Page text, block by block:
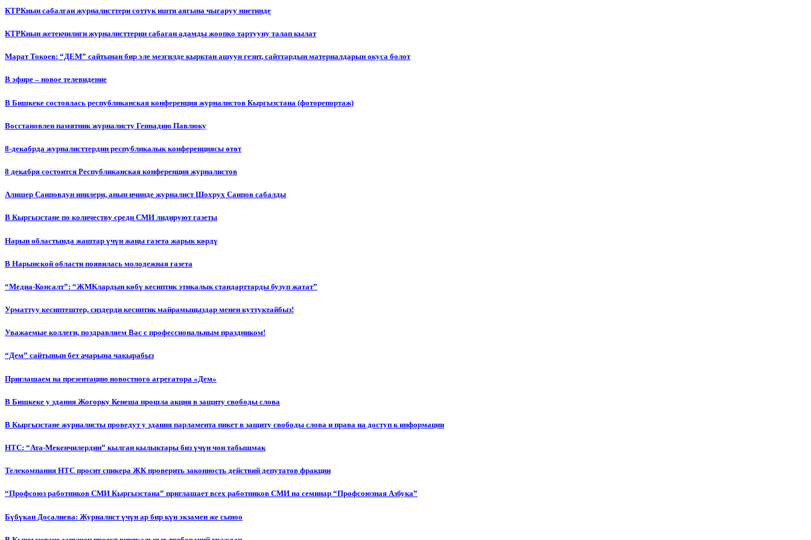
КТРКнын сабалган журналисттери соттук ишти аягына чыгаруу ниетинде
КТРКнын жетекчилиги журналисттерин сабаган адамды жоопко тартууну талап кылат
Марат Токоев: “ДЕМ” сайтынан бир эле мезгилде кырктан ашуун гезит, сайттардын материалдарын окуса болот
В эфире – новое телевидение
В Бишкеке состоялась республиканская конференция журналистов Кыргызстана (фоторепортаж)
Восстановлен памятник журналисту Геннадию Павлюку
8-декабрда журналисттердин республикалык конференциясы өтөт
8 декабря состоится Республиканская конференция журналистов
Алишер Саиповдун инилери, анын ичинде журналист Шохрух Саипов сабалды
В Кыргызстане по количеству среди СМИ лидируют газеты
Нарын областында жаштар үчүн жаңы газета жарык көрдү
В Нарынской области появилась молодежная газета
“Медиа-Консалт”: “ЖМКлардын көбү кесиптик этикалык стандарттарды бузуп жатат”
Урматтуу кесиптештер, сиздерди кесиптик майрамыңыздар менен куттуктайбыз!
Уважаемые коллеги, поздравляем Вас с профессиональным праздником!
“Дем” сайтынын бет ачарына чакырабыз
Приглашаем на презентацию новостного агрегатора «Дем»
В Бишкеке у здания Жогорку Кенеша прошла акция в защиту свободы слова
В Кыргызстане журналисты проведут у здания парламента пикет в защиту свободы слова и права на доступ к информации
НТС: “Ата-Мекенчилердин” кылган кылыктары биз үчүн чон табышмак
Телекомпания НТС просит спикера ЖК проверить законность действий депутатов фракции
“Профсоюз работников СМИ Кыргызстана” приглашает всех работников СМИ на семинар “Профсоюзная Азбука”
Бүбүкан Досалиева: Журналист үчүн ар бир күн экзамен же сыноо